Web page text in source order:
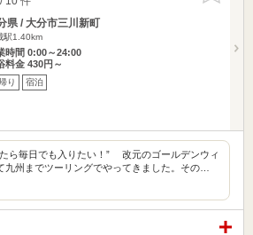
県 / 大分市三川新町
駅1.40km
時間 0:00～24:00
料金 430円～
り 宿泊
ら毎日でも入りたい！” 改元のゴールデンウィ
九州までツーリングでやってきました。その…